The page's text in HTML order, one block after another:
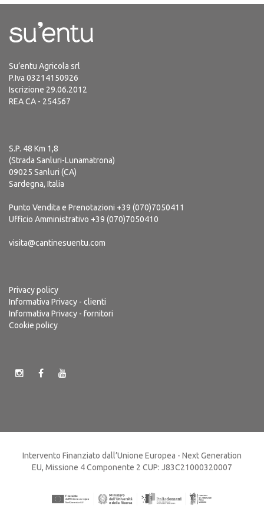
Su’entu Agricola srl
P.Iva 03214150926
Iscrizione 29.06.2012
REA CA - 254567
S.P. 48 Km 1,8
(Strada Sanluri-Lunamatrona)
09025 Sanluri (CA)
Sardegna, Italia
Punto Vendita e Prenotazioni +39 (070)7050411
Ufficio Amministrativo +39 (070)7050410
visita@cantinesuentu.com
Privacy policy
Informativa Privacy - clienti
Informativa Privacy - fornitori
Cookie policy
Intervento Finanziato dall’Unione Europea - Next Generation
EU, Missione 4 Componente 2 CUP: J83C21000320007